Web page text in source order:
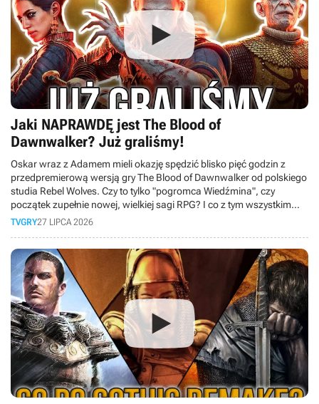
Jaki NAPRAWDĘ jest The Blood of
Dawnwalker? Już graliśmy!
Oskar wraz z Adamem mieli okazję spędzić blisko pięć godzin z
przedpremierową wersją gry The Blood of Dawnwalker od polskiego
studia Rebel Wolves. Czy to tylko "pogromca Wiedźmina", czy
początek zupełnie nowej, wielkiej sagi RPG? I co z tym wszystkim
wspólnego ma Bezimienny z Gothica? Odpowiedź poznacie w tym
TVGRY27 LIPCA 2026